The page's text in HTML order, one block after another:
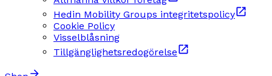
Hedin Mobility Groups integritetspolicy
Cookie Policy
Visselblåsning
Tillgänglighetsredogörelse